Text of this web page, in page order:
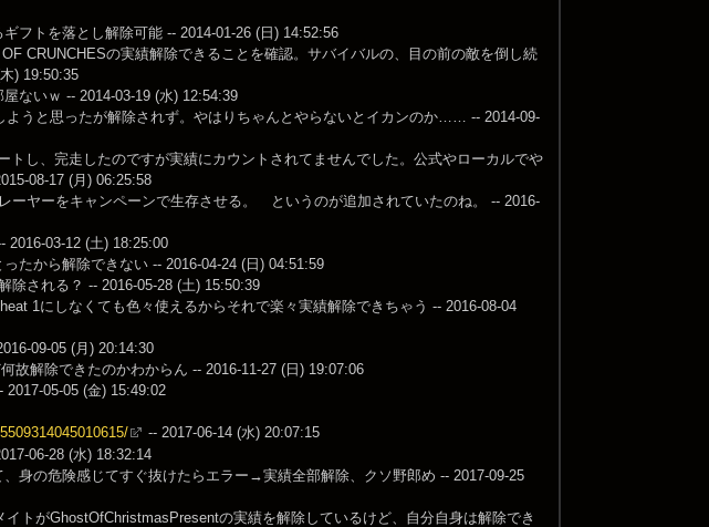
フトを落とし解除可能 -- 2014-01-26 (日) 14:52:56
CRUNCHESの実績解除できることを確認。サバイバルの、目の前の敵を倒し続
) 19:50:35
ないｗ -- 2014-03-19 (水) 12:54:39
うと思ったが解除されず。やはりちゃんとやらないとイカンのか…… -- 2014-09-
トし、完走したのですが実績にカウントされてませんでした。公式やローカルでや
08-17 (月) 06:25:58
ヤーをキャンペーンで生存させる。 というのが追加されていたのね。 -- 2016-
03-12 (土) 18:25:00
たから解除できない -- 2016-04-24 (日) 04:51:59
除される？ -- 2016-05-28 (土) 15:50:39
1にしなくても色々使えるからそれで楽々実績解除できちゃう -- 2016-08-04
09-05 (月) 20:14:30
故解除できたのかわからん -- 2016-11-27 (日) 19:07:06
05-05 (金) 15:49:02
-- 2017-06-14 (水) 20:07:15
06-28 (水) 18:32:14
身の危険感じてすぐ抜けたらエラー→実績全部解除、クソ野郎め -- 2017-09-25
トがGhostOfChristmasPresentの実績を解除しているけど、自分自身は解除でき